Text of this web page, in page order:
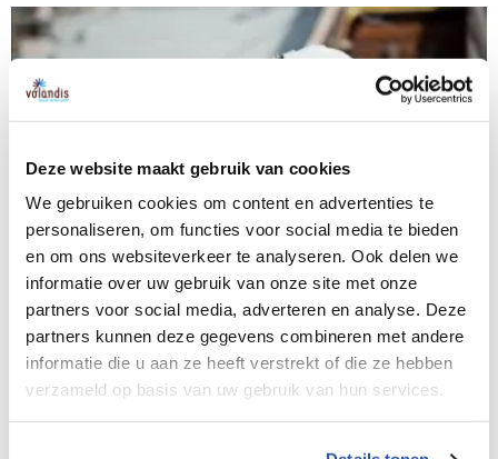
Deze website maakt gebruik van cookies
We gebruiken cookies om content en advertenties te
personaliseren, om functies voor social media te bieden
en om ons websiteverkeer te analyseren. Ook delen we
informatie over uw gebruik van onze site met onze
partners voor social media, adverteren en analyse. Deze
partners kunnen deze gegevens combineren met andere
informatie die u aan ze heeft verstrekt of die ze hebben
verzameld op basis van uw gebruik van hun services.